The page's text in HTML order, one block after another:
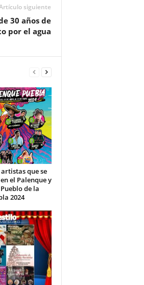
siguiente
30 años de
por el agua
artistas que se
el Palenque y
de la
2024